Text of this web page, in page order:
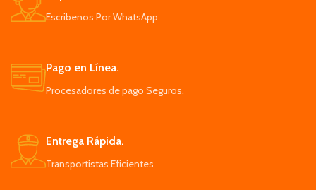
Escribenos Por WhatsApp
Pago en Línea.
Procesadores de pago Seguros.
Entrega Rápida.
Transportistas Eficientes